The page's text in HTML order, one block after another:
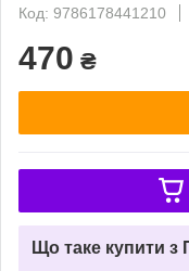
Код: 9786178441210
470 ₴
Що таке купити з